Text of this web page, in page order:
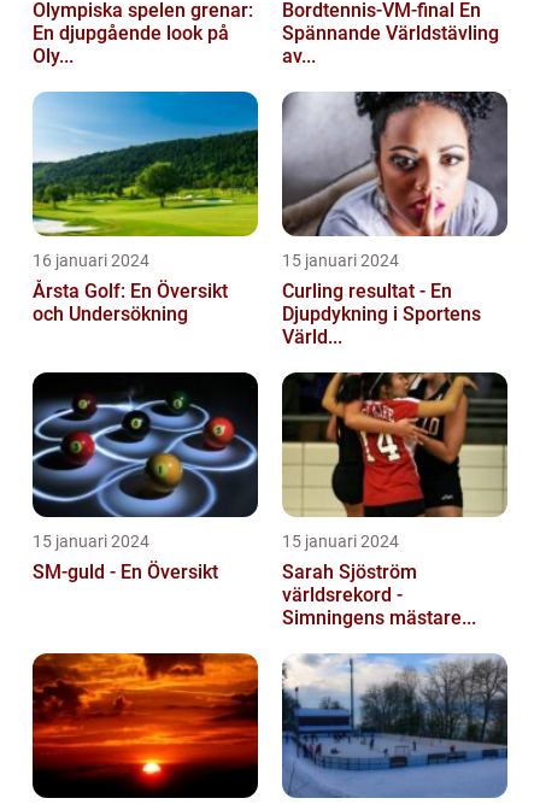
Olympiska spelen grenar:
En djupgående look på
Oly...
Bordtennis-VM-final En
Spännande Världstävling
av...
16 januari 2024
Årsta Golf: En Översikt
och Undersökning
15 januari 2024
Curling resultat - En
Djupdykning i Sportens
Värld...
15 januari 2024
SM-guld - En Översikt
15 januari 2024
Sarah Sjöström
världsrekord -
Simningens mästare...